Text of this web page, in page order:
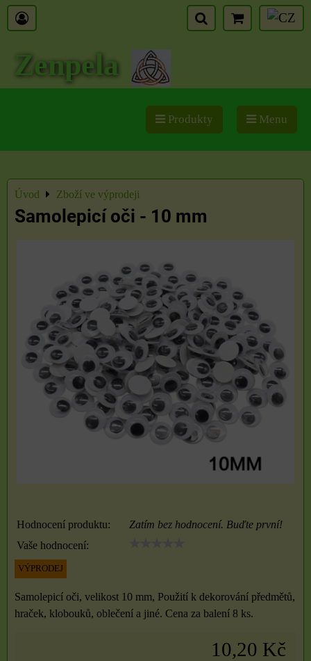
Zenpela
Produkty Menu
Úvod Zboží ve výprodeji
Samolepicí oči - 10 mm
Hodnocení produktu:
Zatím bez hodnocení. Buďte první!
Vaše hodnocení:
VÝPRODEJ
Samolepicí oči, velikost 10 mm, Použití k dekorování předmětů,
hraček, klobouků, oblečení a jiné. Cena za balení 8 ks.
10,20 Kč